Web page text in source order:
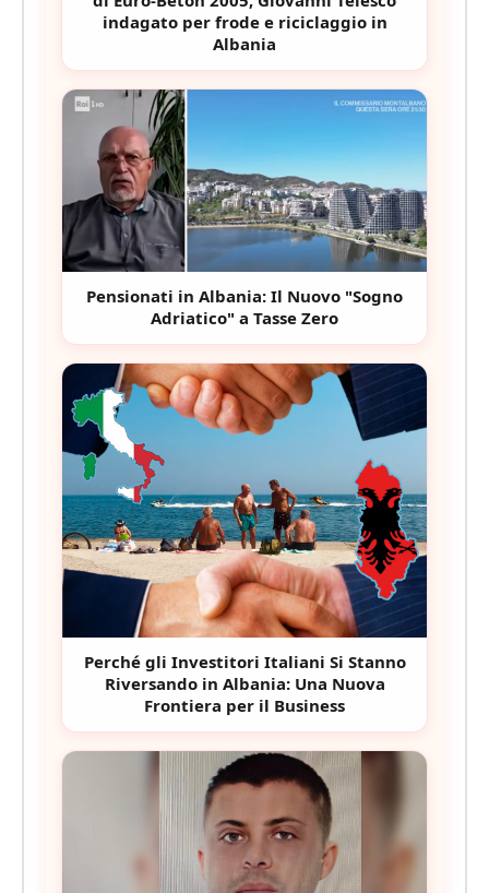
indagato per frode e riciclaggio in
Albania
Pensionati in Albania: Il Nuovo "Sogno
Adriatico" a Tasse Zero
Perché gli Investitori Italiani Si Stanno
Riversando in Albania: Una Nuova
Frontiera per il Business